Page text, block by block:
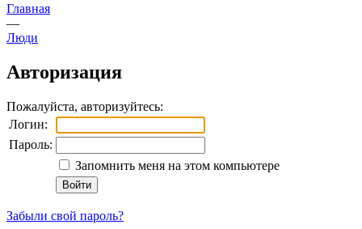
Главная
—
Люди
Авторизация
Пожалуйста, авторизуйтесь:
Логин:
Пароль:
Запомнить меня на этом компьютере
Забыли свой пароль?